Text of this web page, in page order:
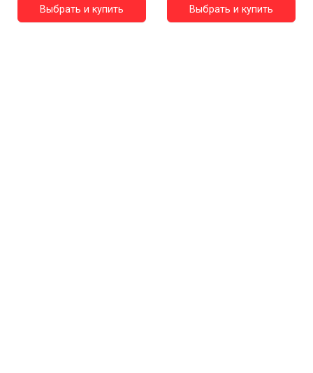
Выбрать и купить Выбрать и купить